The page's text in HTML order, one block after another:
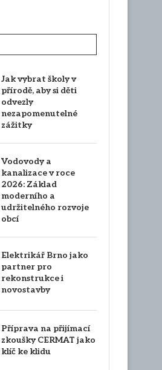
Jak vybrat školy v
přírodě, aby si děti
odvezly
nezapomenutelné
zážitky
Vodovody a
kanalizace v roce
2026: Základ
moderního a
udržitelného rozvoje
obcí
Elektrikář Brno jako
partner pro
rekonstrukce i
novostavby
Příprava na přijímací
zkoušky CERMAT jako
klíč ke klidu